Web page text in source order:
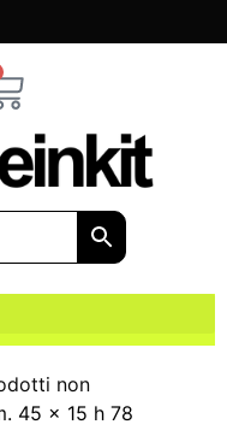
non
45 x 15 h 78